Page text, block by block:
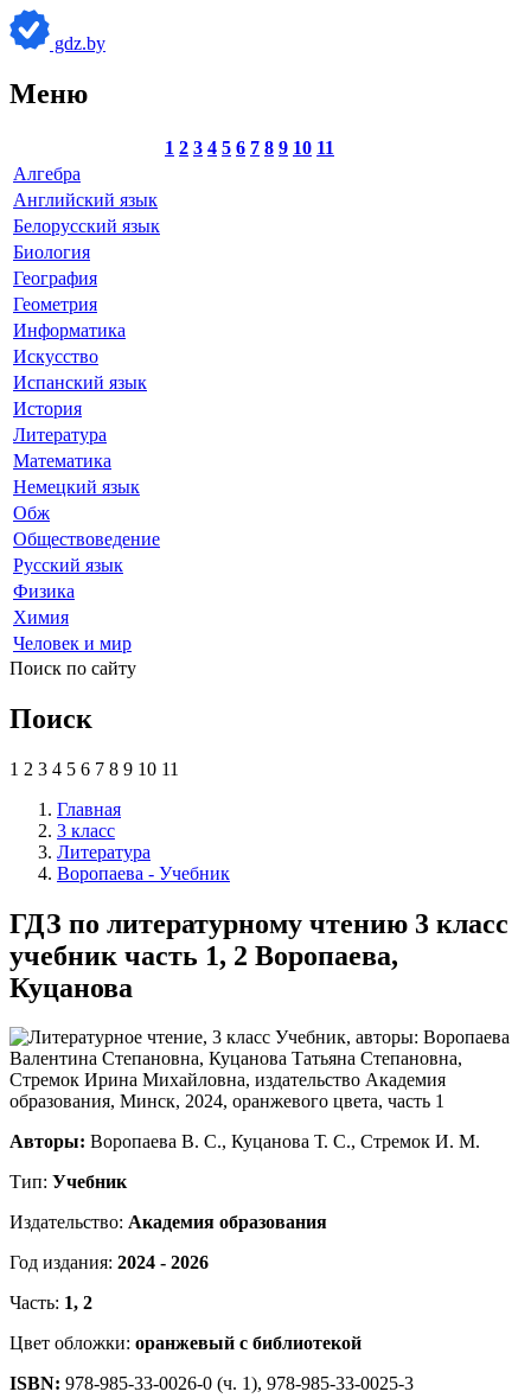
gdz.by
Меню
1 2 3 4 5 6 7 8 9 10 11
Алгебра
Английский язык
Белорусский язык
Биология
География
Геометрия
Информатика
Искусство
Испанский язык
История
Литература
Математика
Немецкий язык
Обж
Обществоведение
Русский язык
Физика
Химия
Человек и мир
Поиск по сайту
Поиск
1 2 3 4 5 6 7 8 9 10 11
Главная
3 класс
Литература
Воропаева - Учебник
ГДЗ по литературному чтению 3 класс
учебник часть 1, 2 Воропаева,
Куцанова
Авторы: Воропаева В. С., Куцанова Т. С., Стремок И. М.
Тип: Учебник
Издательство: Академия образования
Год издания: 2024 - 2026
Часть: 1, 2
Цвет обложки: оранжевый с библиотекой
ISBN: 978-985-33-0026-0 (ч. 1), 978-985-33-0025-3